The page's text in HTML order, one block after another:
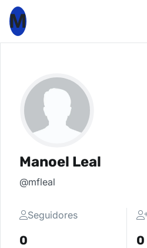
M
Manoel Leal
@mfleal
Seguidores
0 0